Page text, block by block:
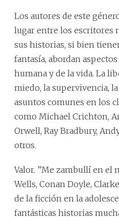
Los autores de este
lugar entre los escritores
sus historias, si bien
fantasía, abordan
humana y de la vida. La
miedo, la supervivencia,
asuntos comunes en los
como Michael Crichton,
Orwell, Ray Bradbury,
otros.
Valor. ”Me zambullí en el
Wells, Conan Doyle,
de la ficción en la
fantásticas historias